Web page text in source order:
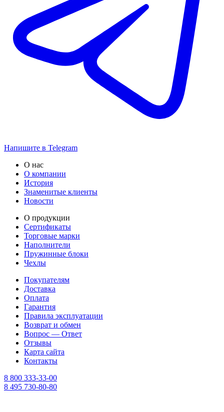
Напишите в Telegram
О нас
О компании
История
Знаменитые клиенты
Новости
О продукции
Сертификаты
Торговые марки
Наполнители
Пружинные блоки
Чехлы
Покупателям
Доставка
Оплата
Гарантия
Правила эксплуатации
Возврат и обмен
Вопрос — Ответ
Отзывы
Карта сайта
Контакты
8 800 333-33-00
8 495 730-80-80